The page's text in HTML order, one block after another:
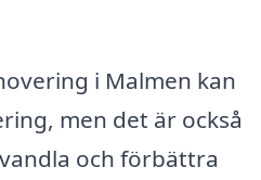
i Malmen kan
men det är också
och förbättra